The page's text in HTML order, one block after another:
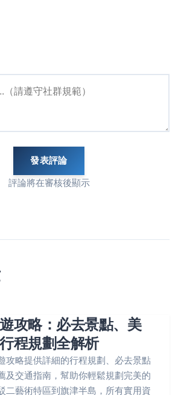
發表評論
評論將在審核後顯示
攻略：必去景點、美
程規劃全解析
攻略提供詳細的行程規劃、必去景點
及交通指南，幫助你輕鬆規劃完美的
二藝術特區到旗津半島，所有實用資